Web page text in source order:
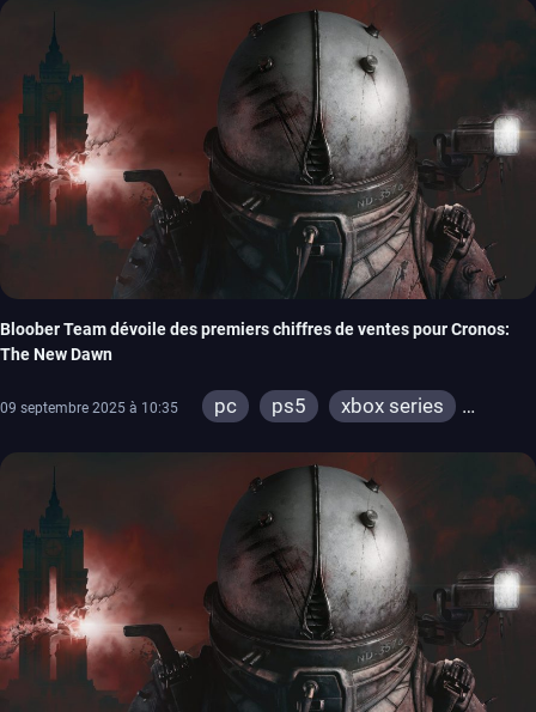
Bloober Team dévoile des premiers chiffres de ventes pour Cronos:
The New Dawn
09 septembre 2025 à 10:35 pc ps5
xbox series